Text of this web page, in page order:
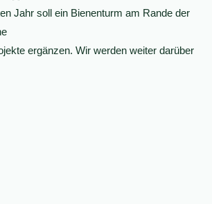
Jahr soll ein Bienenturm am Rande der
ergänzen. Wir werden weiter darüber